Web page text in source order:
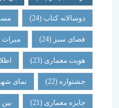
دوسالانه کتاب(24) مسکن (24)
فضای سبز(24) میراث معماری
هویت معماری (23) اطلاعات
جشنواره(22) نمای شهری(22)
جایزه معماری (21) بین الملل(21)